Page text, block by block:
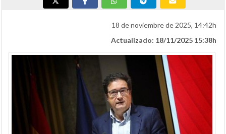
18 de noviembre de 2025, 14:42h
Actualizado: 18/11/2025 15:38h